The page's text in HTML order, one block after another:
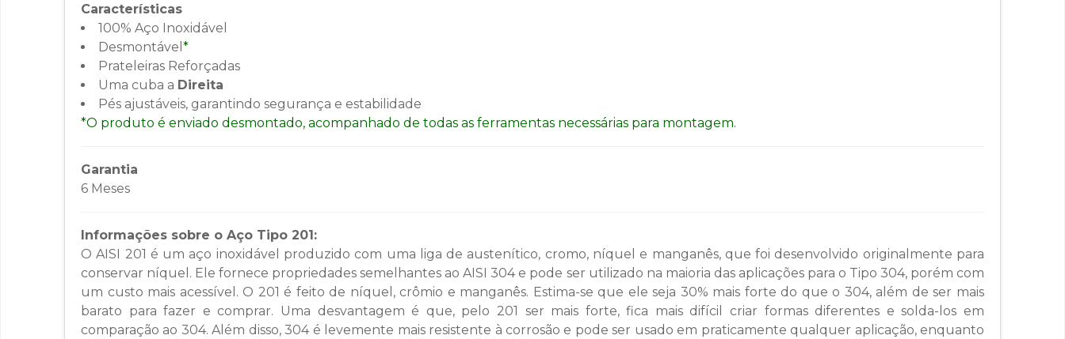
Características
100% Aço Inoxidável
Desmontável *
Prateleiras Reforçadas
Uma cuba a Direita
Pés ajustáveis, garantindo segurança e estabilidade
*O produto é enviado desmontado, acompanhado de todas as ferramentas necessárias para montagem.
Garantia
6 Meses
Informações sobre o Aço Tipo 201:
O AISI 201 é um aço inoxidável produzido com uma liga de austenítico, cromo, níquel e manganês, que foi desenvolvido originalmente para
conservar níquel. Ele fornece propriedades semelhantes ao AISI 304 e pode ser utilizado na maioria das aplicações para o Tipo 304, porém com
um custo mais acessível. O 201 é feito de níquel, crômio e manganês. Estima-se que ele seja 30% mais forte do que o 304, além de ser mais
barato para fazer e comprar. Uma desvantagem é que, pelo 201 ser mais forte, fica mais difícil criar formas diferentes e solda-los em
comparação ao 304. Além disso, 304 é levemente mais resistente à corrosão e pode ser usado em praticamente qualquer aplicação, enquanto